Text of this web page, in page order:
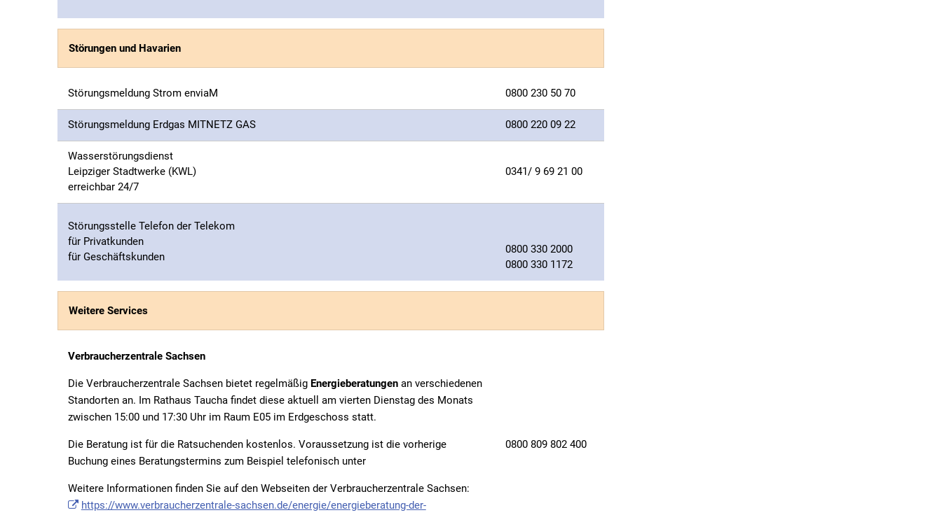
Störungen und Havarien
Störungsmeldung Strom enviaM 0800 230 50 70
Störungsmeldung Erdgas MITNETZ GAS 0800 220 09 22
Wasserstörungsdienst
Leipziger Stadtwerke (KWL)
erreichbar 24/7
0341/ 9 69 21 00
Störungsstelle Telefon der Telekom
für Privatkunden
für Geschäftskunden
0800 330 2000
0800 330 1172
Weitere Services
Verbraucherzentrale Sachsen
Die Verbraucherzentrale Sachsen bietet regelmäßig Energieberatungen an verschiedenen
Standorten an. Im Rathaus Taucha findet diese aktuell am vierten Dienstag des Monats
zwischen 15:00 und 17:30 Uhr im Raum E05 im Erdgeschoss statt.
Die Beratung ist für die Ratsuchenden kostenlos. Voraussetzung ist die vorherige
Buchung eines Beratungstermins zum Beispiel telefonisch unter
Weitere Informationen finden Sie auf den Webseiten der Verbraucherzentrale Sachsen:
https://www.verbraucherzentrale-sachsen.de/energie/energieberatung-der-
0800 809 802 400